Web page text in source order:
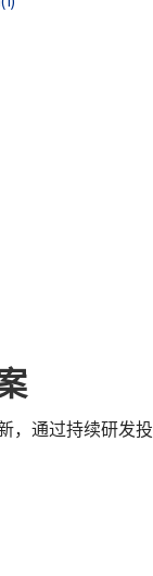
通过持续研发投